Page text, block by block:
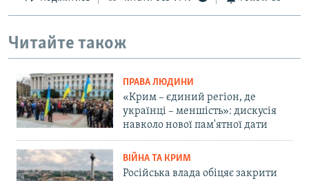
Читайте також
ПРАВА ЛЮДИНИ
«Крим – єдиний регіон, де
українці – меншість»: дискусія
навколо нової пам'ятної дати
ВІЙНА ТА КРИМ
Російська влада обіцяє закрити